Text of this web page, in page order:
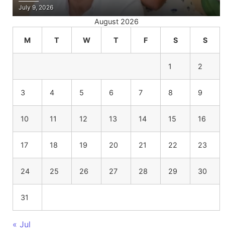
July 9, 2026
August 2026
M T W T F S S
1 2
3 4 5 6 7 8 9
10 11 12 13 14 15 16
17 18 19 20 21 22 23
24 25 26 27 28 29 30
31
« Jul